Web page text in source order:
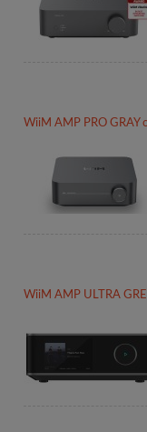
WiiM AMP PRO GRAY
WiiM AMP ULTRA